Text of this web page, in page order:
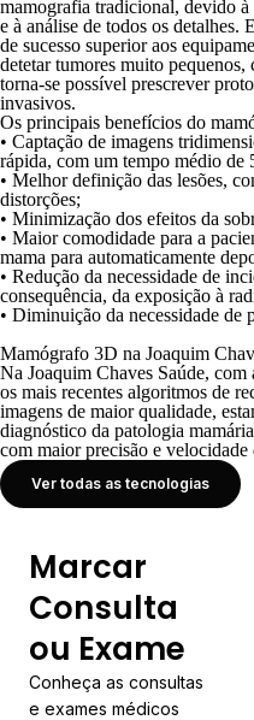
mamografia tradicional, devido
e à análise de todos os detalhes.
de sucesso superior aos
detetar tumores muito
torna-se possível prescrever
invasivos.
Os principais benefícios do
• Captação de imagens
rápida, com um tempo médio de
• Melhor definição das lesões,
distorções;
• Minimização dos efeitos da
• Maior comodidade para a
mama para automaticamente
• Redução da necessidade de
consequência, da exposição à
• Diminuição da necessidade de
Mamógrafo 3D na Joaquim
Na Joaquim Chaves Saúde, com
os mais recentes algoritmos de
imagens de maior qualidade,
diagnóstico da patologia mamária
com maior precisão e
Ver todas as tecnologias
Marcar
Consulta
ou Exame
Conheça as consultas
e exames médicos